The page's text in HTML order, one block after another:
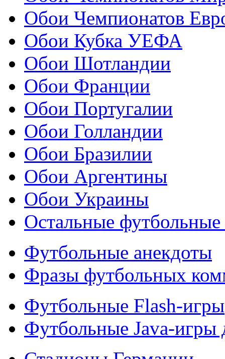
Обои Чемпионатов
Обои Кубка УЕФА
Обои Шотландии
Обои Франции
Обои Португалии
Обои Голландии
Обои Бразилии
Обои Аргентины
Обои Украины
Остальные
Футбольные анекдоты
Фразы футбольных
Футбольные Flash-игры
Футбольные Java-игры